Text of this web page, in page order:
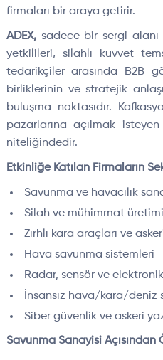
firmaları bir araya getirir.
ADEX,sadece bir sergi alanı
yetkilileri, silahlı kuvvet
tedarikçiler arasında B2B
birliklerinin ve stratejik
buluşma noktasıdır.
pazarlarına açılmak
niteliğindedir.
Etkinliğe Katılan Firmaların
Savunma ve havacılık
Silah ve mühimmat üretimi
Zırhlı kara araçları ve
Hava savunma sistemleri
Radar, sensör ve
İnsansız hava/kara/deniz
Siber güvenlik ve askeri
Savunma Sanayisi Açısından